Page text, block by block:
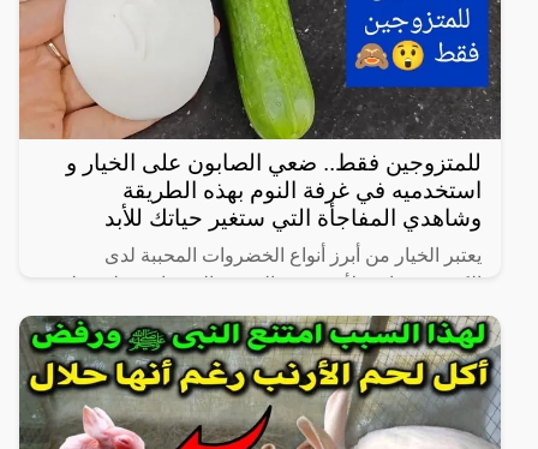
للمتزوجين فقط.. ضعي الصابون على الخيار و
استخدميه في غرفة النوم بهذه الطريقة
وشاهدي المفاجأة التي ستغير حياتك للأبد
يعتبر الخيار من أبرز أنواع الخضروات المحببة لدى
الكثيرين، خاصة لأنه شبه خالي من السعرات وطعمه لذيذ
ومنعش، وله فوائد كثيرة لأنه غني بالفيتامينات والمعادن،
كما